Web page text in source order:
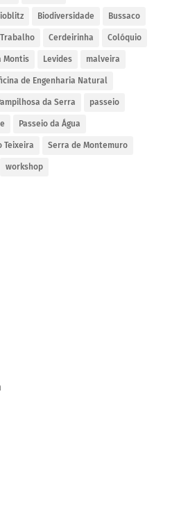
Biodiversidade Bussaco
Cerdeirinha Colóquio
Montis Levides malveira
de Engenharia Natural
da Serra passeio
Passeio da Água
Teixeira Serra de Montemuro
workshop